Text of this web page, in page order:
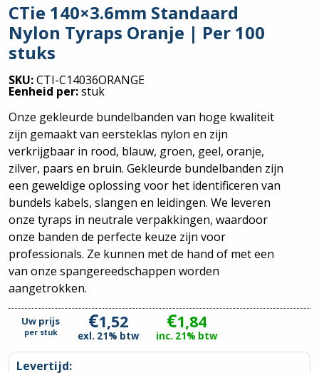
CTie 140×3.6mm Standaard
Nylon Tyraps Oranje | Per 100
stuks
SKU:CTI-C14036ORANGE
Eenheid per:stuk
Onze gekleurde bundelbanden van hoge kwaliteit
zijn gemaakt van eersteklas nylon en zijn
verkrijgbaar in rood, blauw, groen, geel, oranje,
zilver, paars en bruin. Gekleurde bundelbanden zijn
een geweldige oplossing voor het identificeren van
bundels kabels, slangen en leidingen. We leveren
onze tyraps in neutrale verpakkingen, waardoor
onze banden de perfecte keuze zijn voor
professionals. Ze kunnen met de hand of met een
van onze spangereedschappen worden
aangetrokken.
Uw prijs
per stuk €1,52
exl. 21% btw
€1,84
inc. 21% btw
Levertijd: